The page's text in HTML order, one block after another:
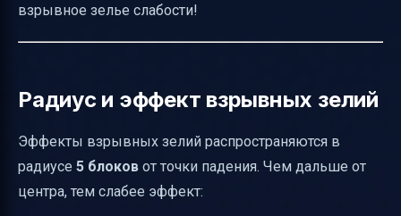
взрывное зелье слабости!
Радиус и эффект взрывных зелий
Эффекты взрывных зелий распространяются в
радиусе 5 блоков от точки падения. Чем дальше от
центра, тем слабее эффект: